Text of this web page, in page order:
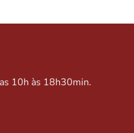
10h às 18h30min.